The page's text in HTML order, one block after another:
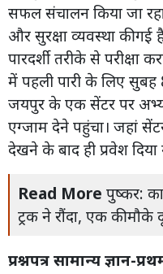
सफल संचालन किया जा रहा
और सुरक्षा व्यवस्था की
पारदर्शी तरीके से परीक्षा
में पहली पारी के लिए सुबह
जयपुर के एक सेंटर पर
एग्जाम देने पहुंचा। जहां
देखने के बाद ही प्रवेश दिया
Read More पुष्कर:
ट्रक ने रौंदा, एक की मौके
प्रश्नपत्र सामान्य ज्ञान-